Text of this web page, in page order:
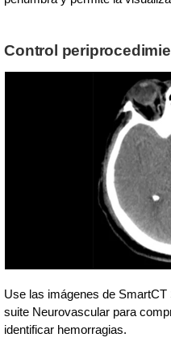
Control
Use las imágenes de
suite Neurovascular para
identificar hemorragias.